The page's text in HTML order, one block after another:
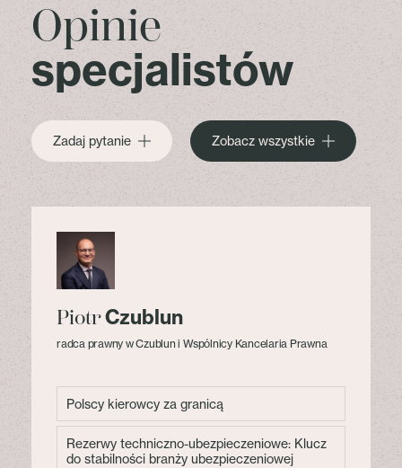
Opinie
specjalistów
Zadaj pytanie Zobacz wszystkie
PiotrCzublun
radca prawny w Czublun i Wspólnicy Kancelaria Prawna
Polscy kierowcy za granicą
Rezerwy techniczno-ubezpieczeniowe: Klucz
do stabilności branży ubezpieczeniowej